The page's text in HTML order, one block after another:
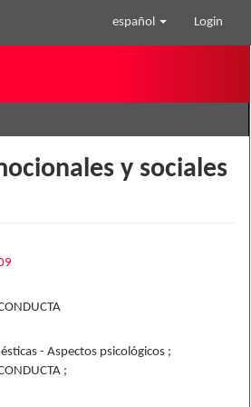
español Login
y sociales
- Aspectos psicológicos ;
;